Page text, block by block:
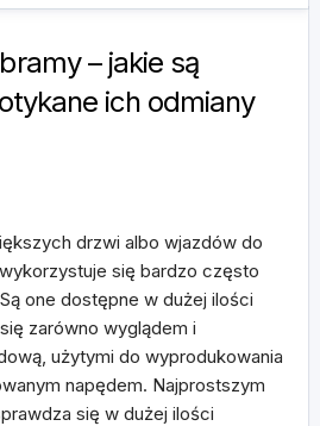
– jakie są
ich odmiany
drzwi albo wjazdów do
się bardzo często
one dostępne w dużej ilości
zarówno wyglądem i
użytymi do wyprodukowania
napędem. Najprostszym
się w dużej ilości